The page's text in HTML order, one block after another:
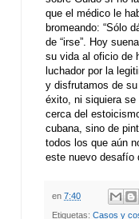
que el médico le
bromeando: “Sólo
de “irse”. Hoy
su vida al oficio de
luchador por la
y disfrutamos de
éxito, ni siquiera
cerca del
cubana, sino de
todos los que aún
este nuevo desafío
en 7:40
Etiquetas: Casos y